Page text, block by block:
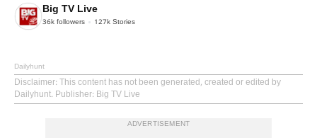
Big TV Live
36k followers 127k Stories
Dailyhunt
Disclaimer: This content has not been generated, created or edited by
Dailyhunt. Publisher: Big TV Live
ADVERTISEMENT